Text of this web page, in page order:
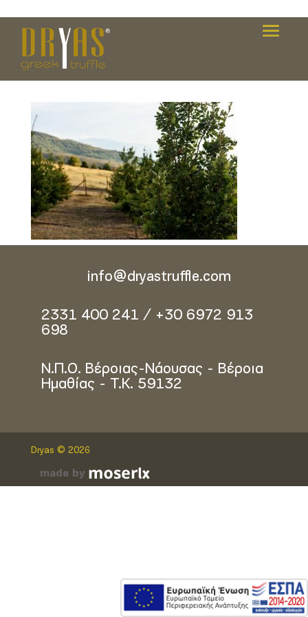
Dryas_Generic_001-copy
info@dryastruffle.com
2331 400 241 / +30 6972 913
698
Ν.Π.Ο. Βέροιας-Νάουσας - Βέροια
Ημαθίας - Τ.Κ. 59132
Dryas © 2026
made by